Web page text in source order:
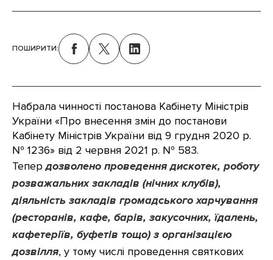
Набрала чинності постанова Кабінету Міністрів
України «Про внесення змін до постанови
Кабінету Міністрів України від 9 грудня 2020 р.
№ 1236» від 2 червня 2021 р. № 583.
Тепердозволено проведення дискотек, роботу
розважальних закладів (нічних клубів),
діяльність закладів громадського харчування
(ресторанів, кафе, барів, закусочних, їдалень,
кафетеріїв, буфетів тощо) з організацією
дозвілля, у тому числі проведення святкових
ПОШИРИТИ: